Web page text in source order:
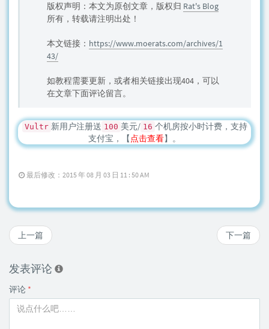
版权声明：本文为原创文章，版权归 Rat's Blog
所有，转载请注明出处！
本文链接： https://www.moerats.com/archives/1
43/
如教程需要更新，或者相关链接出现404，可以
在文章下面评论留言。
Vultr 新用户注册送 100 美元/ 16 个机房按小时计费，支持
支付宝，【点击查看】。
最后修改：2015 年 08 月 03 日 11 : 50 AM
下一篇
上一篇
发表评论
评论 *